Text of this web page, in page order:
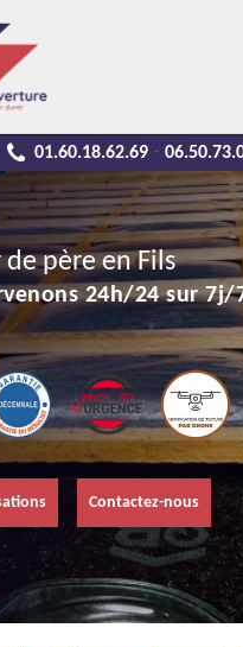
01.60.18.62.69 -
père en Fils
24h/24 sur 7j/
Contactez-nous